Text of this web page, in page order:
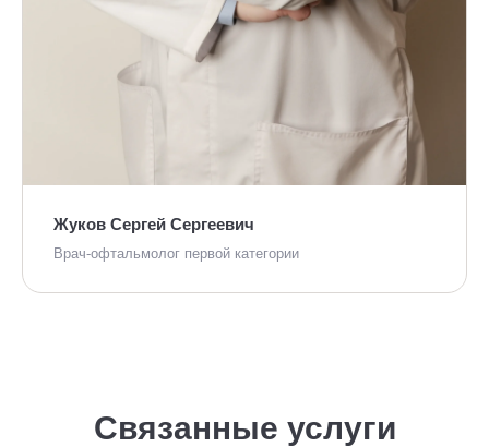
Жуков Сергей Сергеевич
Врач-офтальмолог первой категории
Связанные услуги